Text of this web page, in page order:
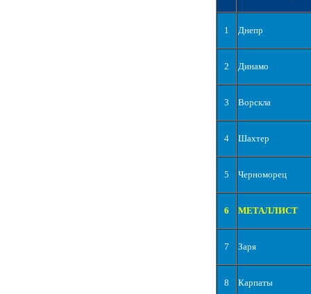
1 Днепр
2 Динамо
3 Ворскла
4 Шахтер
5 Черноморец
6 МЕТАЛЛИСТ
7 Заря
8 Карпаты